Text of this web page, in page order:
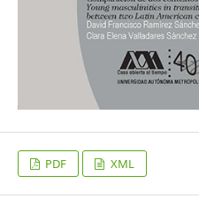
PDF XML